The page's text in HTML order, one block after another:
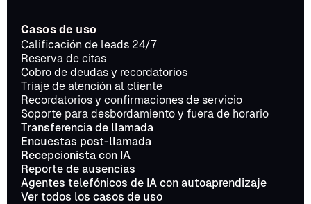
Casos de uso
Calificación de leads 24/7
Reserva de citas
Cobro de deudas y recordatorios
Triaje de atención al cliente
Recordatorios y confirmaciones de servicio
Soporte para desbordamiento y fuera de horario
Transferencia de llamada
Encuestas post-llamada
Recepcionista con IA
Reporte de ausencias
Agentes telefónicos de IA con autoaprendizaje
Ver todos los casos de uso